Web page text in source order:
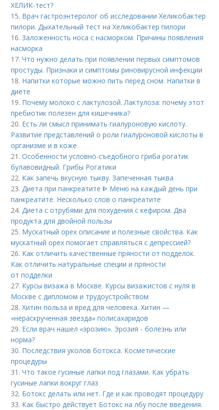
ХЕЛИК-тест?
15. Врач гастроэнтеролог об исследовании Хеликобактер
пилори. Дыхательный тест на Хеликобактер пилори
16.Заложенность носа с насморком. Причины появления
насморка
17.Что нужно делать при появлении первых симптомов
простуды. Признаки и симптомы риновирусной инфекции
18. Напитки которые можно пить перед сном. Напитки в
диете
19. Почему молоко с лактулозой. Лактулоза: почему этот
пребиотик полезен для кишечника?
20. Есть ли смысл принимать гиалуроновую кислоту.
Развитие представлений о роли гиалуроновой кислоты в
организме и в коже
21.Особенности условно-съедобного гриба рогатик
булавовидный. Грибы Рогатики
22. Как запечь вкусную тыкву. Запеченная тыква
23.Диета при панкреатите ᐈ Меню на каждый день при
панкреатите. Несколько слов о панкреатите
24.Диета с отрубями для похудения с кефиром. Два
продукта для двойной пользы
25. Мускатный орех описание и полезные свойства. Как
мускатный орех помогает справляться с депрессией?
26. Как отличить качественные пряности от подделок.
Как отличить натуральные специи и пряности
от подделки
27. Курсы визажа в Москве. Курсы визажистов с нуля в
Москве с дипломом и трудоустройством
28.Хитин польза и вред для человека. Хитин —
«нераскрученная звезда» полисахаридов
29. Если врач нашел «эрозию». Эрозия - болезнь или
норма?
30. Последствия уколов ботокса. Косметические
процедуры
31.Что такое гусиные лапки под глазами. Как убрать
гусиные лапки вокруг глаз
32. Ботокс делать или нет. Где и как проводят процедуру
33. Как быстро действует Ботокс на лбу после введения.